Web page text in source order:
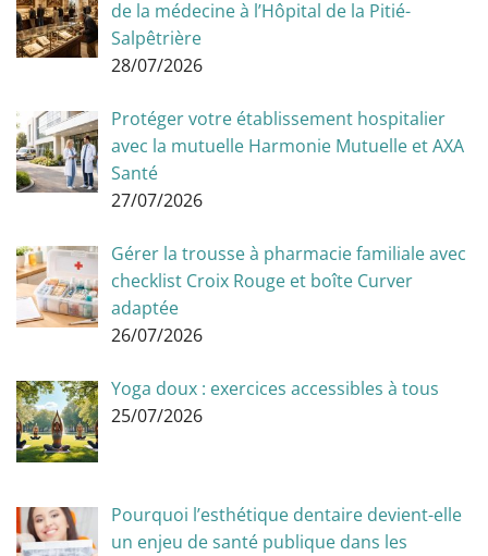
de la médecine à l’Hôpital de la Pitié-
Salpêtrière
28/07/2026
Protéger votre établissement hospitalier
avec la mutuelle Harmonie Mutuelle et AXA
Santé
27/07/2026
Gérer la trousse à pharmacie familiale avec
checklist Croix Rouge et boîte Curver
adaptée
26/07/2026
Yoga doux : exercices accessibles à tous
25/07/2026
Pourquoi l’esthétique dentaire devient-elle
un enjeu de santé publique dans les